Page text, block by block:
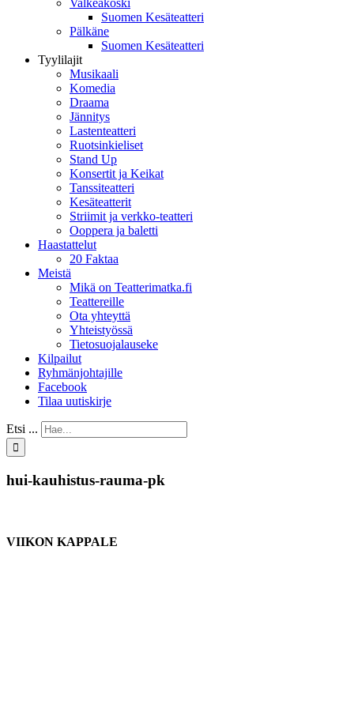
Valkeakoski
Suomen Kesäteatteri
Pälkäne
Suomen Kesäteatteri
Tyylilajit
Musikaali
Komedia
Draama
Jännitys
Lastenteatteri
Ruotsinkieliset
Stand Up
Konsertit ja Keikat
Tanssiteatteri
Kesäteatterit
Striimit ja verkko-teatteri
Ooppera ja baletti
Haastattelut
20 Faktaa
Meistä
Mikä on Teatterimatka.fi
Teattereille
Ota yhteyttä
Yhteistyössä
Tietosuojalauseke
Kilpailut
Ryhmänjohtajille
Facebook
Tilaa uutiskirje
Etsi ...
hui-kauhistus-rauma-pk
VIIKON KAPPALE